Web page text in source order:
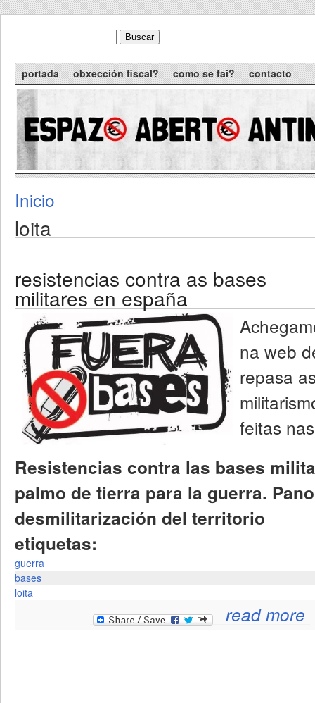
formulario de busca
Main menu
portada obxección fiscal? como se fai? contacto
You are here
Inicio
loita
resistencias contra as bases
militares en españa
na web
repasa
feitas
Resistencias contra las bases
palmo de tierra para la guerra.
desmilitarización del territorio
etiquetas:
guerra
bases
loita
read more